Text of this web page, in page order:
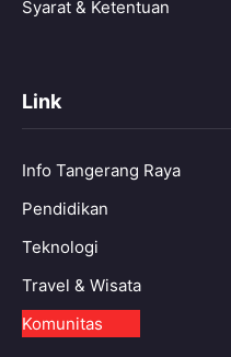
Syarat & Ketentuan
Link
Info Tangerang Raya
Pendidikan
Teknologi
Travel & Wisata
Komunitas